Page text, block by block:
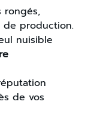
rongés,
de production.
nuisible
de vos